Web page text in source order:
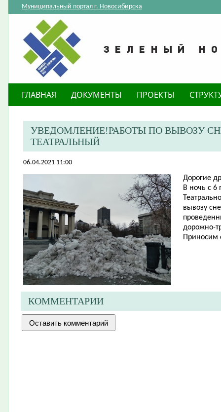
Муниципальный портал г. Новосибирска
ГЛАВНАЯ ДОКУМЕНТЫ ПРОЕКТЫ
УВЕДОМЛЕНИЕ!РАБОТЫ ПО ВЫВОЗУ
ТЕАТРАЛЬНЫЙ
06.04.2021 11:00
​Дорогие
В ночь с 6
вывозу
дорожно-
Приносим
КОММЕНТАРИИ